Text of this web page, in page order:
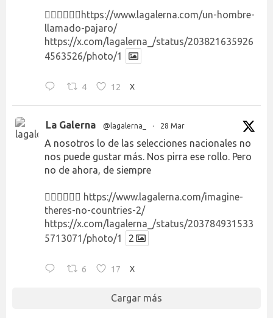
👉🏻👉🏻👉🏻 https://www.lagalerna.com/un-hombre-
llamado-pajaro/
https://x.com/lagalerna_/status/203821635926
4563526/photo/1
4 12 X
La Galerna @lagalerna_ · 28 Mar
A nosotros lo de las selecciones nacionales no
nos puede gustar más. Nos pirra ese rollo. Pero
no de ahora, de siempre
👉🏻👉🏻👉🏻 https://www.lagalerna.com/imagine-
theres-no-countries-2/
https://x.com/lagalerna_/status/203784931533
5713071/photo/1
2
6 17 X
Cargar más